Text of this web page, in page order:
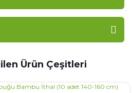
Ürün Çeşitleri